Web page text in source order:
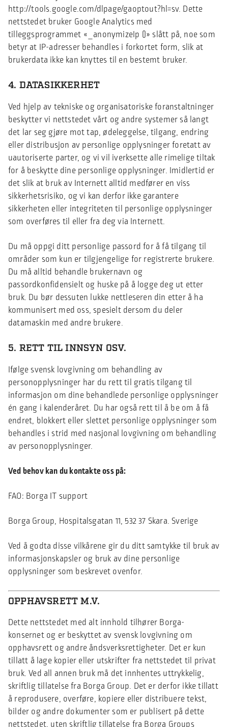
http://tools.google.com/dlpage/gaoptout?hl=sv. Dette
nettstedet bruker Google Analytics med
tilleggsprogrammet «_anonymizeIp ()» slått på, noe som
betyr at IP-adresser behandles i forkortet form, slik at
brukerdata ikke kan knyttes til en bestemt bruker.
4. DATASIKKERHET
Ved hjelp av tekniske og organisatoriske foranstaltninger
beskytter vi nettstedet vårt og andre systemer så langt
det lar seg gjøre mot tap, ødeleggelse, tilgang, endring
eller distribusjon av personlige opplysninger foretatt av
uautoriserte parter, og vi vil iverksette alle rimelige tiltak
for å beskytte dine personlige opplysninger. Imidlertid er
det slik at bruk av Internett alltid medfører en viss
sikkerhetsrisiko, og vi kan derfor ikke garantere
sikkerheten eller integriteten til personlige opplysninger
som overføres til eller fra deg via Internett.
Du må oppgi ditt personlige passord for å få tilgang til
områder som kun er tilgjengelige for registrerte brukere.
Du må alltid behandle brukernavn og
passordkonfidensielt og huske på å logge deg ut etter
bruk. Du bør dessuten lukke nettleseren din etter å ha
kommunisert med oss, spesielt dersom du deler
datamaskin med andre brukere.
5. RETT TIL INNSYN OSV.
Ifølge svensk lovgivning om behandling av
personopplysninger har du rett til gratis tilgang til
informasjon om dine behandlede personlige opplysninger
én gang i kalenderåret. Du har også rett til å be om å få
endret, blokkert eller slettet personlige opplysninger som
behandles i strid med nasjonal lovgivning om behandling
av personopplysninger.
Ved behov kan du kontakte oss på:
FAO: Borga IT support
Borga Group, Hospitalsgatan 11, 532 37 Skara. Sverige
Ved å godta disse vilkårene gir du ditt samtykke til bruk av
informasjonskapsler og bruk av dine personlige
opplysninger som beskrevet ovenfor.
OPPHAVSRETT M.V.
Dette nettstedet med alt innhold tilhører Borga-
konsernet og er beskyttet av svensk lovgivning om
opphavsrett og andre åndsverksrettigheter. Det er kun
tillatt å lage kopier eller utskrifter fra nettstedet til privat
bruk. Ved all annen bruk må det innhentes uttrykkelig,
skriftlig tillatelse fra Borga Group. Det er derfor ikke tillatt
å reprodusere, overføre, kopiere eller distribuere tekst,
bilder og andre dokumenter som er publisert på dette
nettstedet, uten skriftlig tillatelse fra Borga Groups